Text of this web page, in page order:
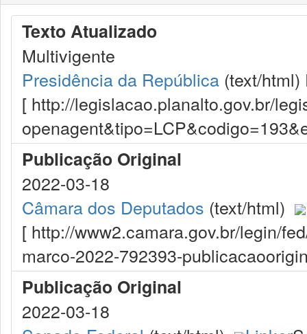
Texto Atualizado
Multivigente
Presidência da República (text/html)
[ http://legislacao.planalto.gov.br/
Publicação Original
2022-03-18
Câmara dos Deputados (text/html)
[ http://www2.camara.gov.br/legin/
marco-2022-792393-
Publicação Original
2022-03-18